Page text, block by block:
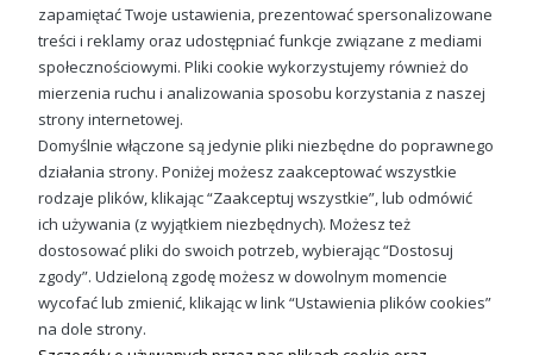
89,88 zł
Sprawdź nasze social media
zapamiętać Twoje ustawienia, prezentować spersonalizowane
treści i reklamy oraz udostępniać funkcje związane z mediami
społecznościowymi. Pliki cookie wykorzystujemy również do
mierzenia ruchu i analizowania sposobu korzystania z naszej
strony internetowej.
Domyślnie włączone są jedynie pliki niezbędne do poprawnego
działania strony. Poniżej możesz zaakceptować wszystkie
rodzaje plików, klikając “Zaakceptuj wszystkie”, lub odmówić
ich używania (z wyjątkiem niezbędnych). Możesz też
dostosować pliki do swoich potrzeb, wybierając “Dostosuj
zgody”. Udzieloną zgodę możesz w dowolnym momencie
wycofać lub zmienić, klikając w link “Ustawienia plików cookies”
na dole strony.